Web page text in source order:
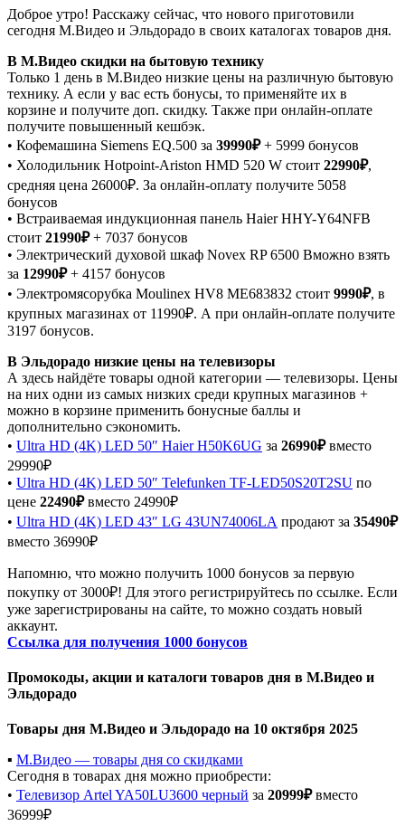
Доброе утро! Расскажу сейчас, что нового приготовили
сегодня М.Видео и Эльдорадо в своих каталогах товаров дня.
В М.Видео скидки на бытовую технику
Только 1 день в М.Видео низкие цены на различную бытовую
технику. А если у вас есть бонусы, то применяйте их в
корзине и получите доп. скидку. Также при онлайн-оплате
получите повышенный кешбэк.
• Кофемашина Siemens EQ.500 за 39990₽+ 5999 бонусов
• Холодильник Hotpoint-Ariston HMD 520 W стоит 22990₽,
средняя цена 26000₽. За онлайн-оплату получите 5058
бонусов
• Встраиваемая индукционная панель Haier HHY-Y64NFB
стоит 21990₽+ 7037 бонусов
• Электрический духовой шкаф Novex RP 6500 Bможно взять
за 12990₽+ 4157 бонусов
• Электромясорубка Moulinex HV8 ME683832 стоит 9990₽, в
крупных магазинах от 11990₽. А при онлайн-оплате получите
3197 бонусов.
В Эльдорадо низкие цены на телевизоры
А здесь найдёте товары одной категории — телевизоры. Цены
на них одни из самых низких среди крупных магазинов +
можно в корзине применить бонусные баллы и
дополнительно сэкономить.
• Ultra HD (4K) LED 50″ Haier H50K6UG за 26990₽вместо
29990₽
• Ultra HD (4K) LED 50″ Telefunken TF-LED50S20T2SU по
цене 22490₽вместо 24990₽
• Ultra HD (4K) LED 43″ LG 43UN74006LA продают за 35490₽
вместо 36990₽
Напомню, что можно получить 1000 бонусов за первую
покупку от 3000₽! Для этого регистрируйтесь по ссылке. Если
уже зарегистрированы на сайте, то можно создать новый
аккаунт.
Ссылка для получения 1000 бонусов
Промокоды, акции и каталоги товаров дня в М.Видео и
Эльдорадо
Товары дня М.Видео и Эльдорадо на 10 октября 2025
▪️ М.Видео — товары дня со скидками
Сегодня в товарах дня можно приобрести:
• Телевизор Artel YA50LU3600 черный за 20999₽вместо
36999₽